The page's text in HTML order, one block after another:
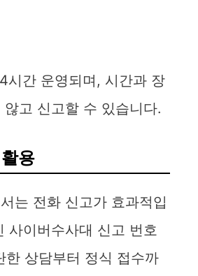
시간 운영되며, 시간과 장
고 신고할 수 있습니다.
용
는 전화 신고가 효과적입
사이버수사대 신고 번호
한 상담부터 정식 접수까